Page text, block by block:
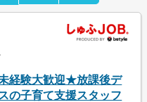
経験大歓迎★放課後デ
の子育て支援スタッフ